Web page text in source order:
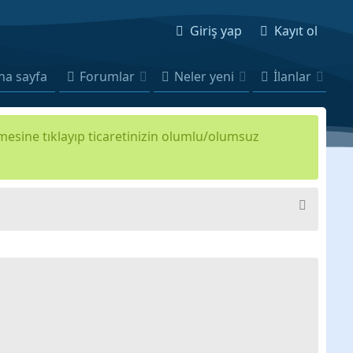
Giriş yap Kayıt ol
sayfa Forumlar Neler yeni İlanlar
tıklayıp ticaretinizin olumlu/olumsuz